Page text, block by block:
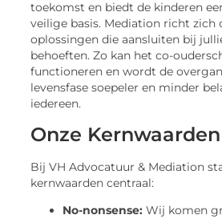
toekomst en biedt de kinderen
veilige basis. Mediation richt zich
oplossingen die aansluiten bij
behoeften. Zo kan het co-
functioneren en wordt de
levensfase soepeler en minder
iedereen.
Onze Kernwaarden
Bij VH Advocatuur & Mediation
kernwaarden centraal:
No-nonsense: Wij komen